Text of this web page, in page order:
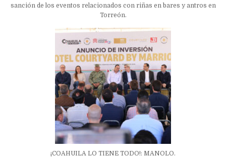
sanción de los eventos relacionados con riñas en bares y antros en
Torreón.
¡COAHUILA LO TIENE TODO!: MANOLO.